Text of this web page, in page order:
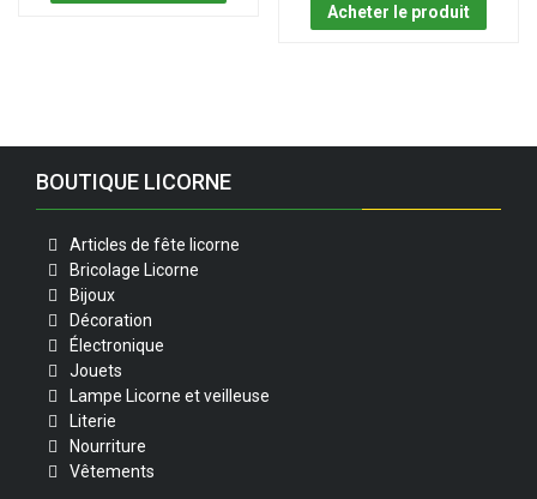
Acheter le produit
BOUTIQUE LICORNE
Articles de fête licorne
Bricolage Licorne
Bijoux
Décoration
Électronique
Jouets
Lampe Licorne et veilleuse
Literie
Nourriture
Vêtements